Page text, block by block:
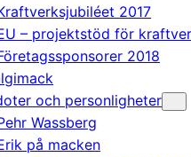
2017
– projektstöd för
2018
och personligheter
Wassberg
på macken